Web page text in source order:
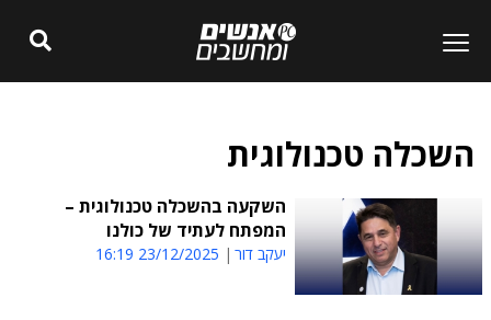
השכלה טכנולוגית
השקעה בהשכלה טכנולוגית –
המפתח לעתיד של כולנו
יעקב דור 23/12/2025 16:19